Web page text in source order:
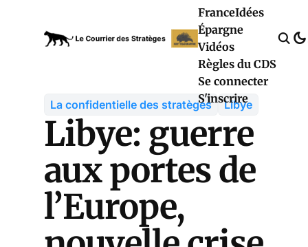
FranceIdées
Épargne
Vidéos
Règles du CDS
Se connecter
S'inscrire
La confidentielle des stratèges Libye
Libye: guerre
aux portes de
l’Europe,